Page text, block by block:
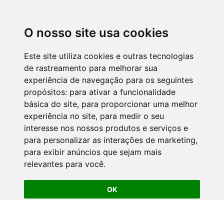
O nosso site usa cookies
Este site utiliza cookies e outras tecnologias
de rastreamento para melhorar sua
experiência de navegação para os seguintes
propósitos: para ativar a funcionalidade
básica do site, para proporcionar uma melhor
experiência no site, para medir o seu
interesse nos nossos produtos e serviços e
para personalizar as interações de marketing,
para exibir anúncios que sejam mais
relevantes para você.
OK